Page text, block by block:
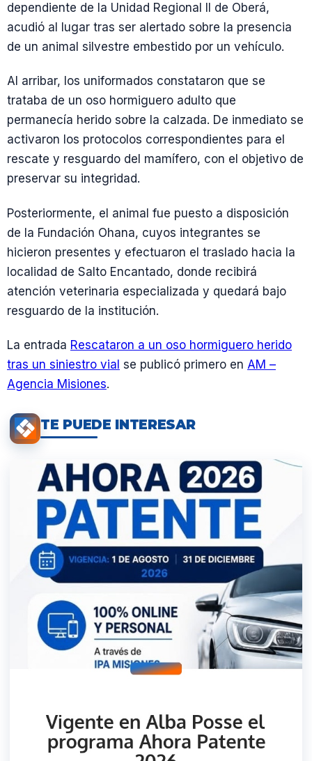
dependiente de la Unidad Regional II de Oberá,
acudió al lugar tras ser alertado sobre la presencia
de un animal silvestre embestido por un vehículo.
Al arribar, los uniformados constataron que se
trataba de un oso hormiguero adulto que
permanecía herido sobre la calzada. De inmediato se
activaron los protocolos correspondientes para el
rescate y resguardo del mamífero, con el objetivo de
preservar su integridad.
Posteriormente, el animal fue puesto a disposición
de la Fundación Ohana, cuyos integrantes se
hicieron presentes y efectuaron el traslado hacia la
localidad de Salto Encantado, donde recibirá
atención veterinaria especializada y quedará bajo
resguardo de la institución.
La entrada Rescataron a un oso hormiguero herido
tras un siniestro vial se publicó primero en AM –
Agencia Misiones.
TE PUEDE INTERESAR